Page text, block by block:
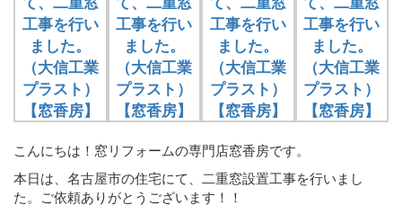
こんにちは！窓リフォームの専門店窓香房です。
本日は、名古屋市の住宅にて、二重窓設置工事を行いまし
た。ご依頼ありがとうございます！！